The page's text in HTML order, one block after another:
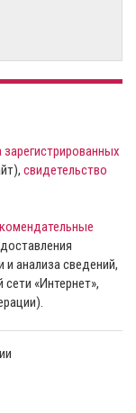
свидетельство
анализа сведений,
«Интернет»,